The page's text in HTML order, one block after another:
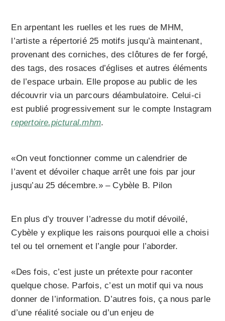
En arpentant les ruelles et les rues de MHM,
l’artiste a répertorié 25 motifs jusqu’à maintenant,
provenant des corniches, des clôtures de fer forgé,
des tags, des rosaces d’églises et autres éléments
de l’espace urbain. Elle propose au public de les
découvrir via un parcours déambulatoire. Celui-ci
est publié progressivement sur le compte Instagram
repertoire.pictural.mhm.
«On veut fonctionner comme un calendrier de
l’avent et dévoiler chaque arrêt une fois par jour
jusqu’au 25 décembre.» – Cybèle B. Pilon
En plus d’y trouver l’adresse du motif dévoilé,
Cybèle y explique les raisons pourquoi elle a choisi
tel ou tel ornement et l’angle pour l’aborder.
«Des fois, c’est juste un prétexte pour raconter
quelque chose. Parfois, c’est un motif qui va nous
donner de l’information. D’autres fois, ça nous parle
d’une réalité sociale ou d’un enjeu de